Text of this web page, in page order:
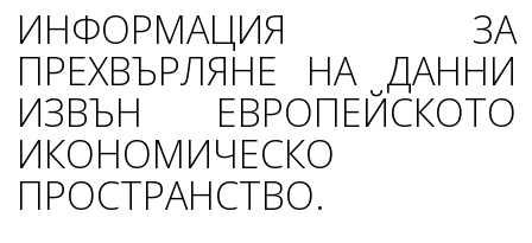
ИНФОРМАЦИЯ ЗА
ПРЕХВЪРЛЯНЕ НА ДАННИ
ИЗВЪН ЕВРОПЕЙСКОТО
ИКОНОМИЧЕСКО
ПРОСТРАНСТВО.